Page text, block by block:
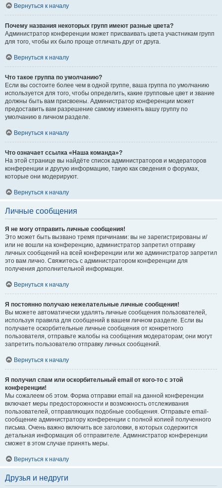
Вернуться к началу
Почему названия некоторых групп имеют разные цвета?
Администратор конференции может присваивать цвета участникам групп
для того, чтобы их было проще отличать друг от друга.
Вернуться к началу
Что такое группа по умолчанию?
Если вы состоите более чем в одной группе, ваша группа по умолчанию
используется для того, чтобы определить, какие групповые цвет и звание
должны быть вам присвоены. Администратор конференции может
предоставить вам разрешение самому изменять вашу группу по
умолчанию в личном разделе.
Вернуться к началу
Что означает ссылка «Наша команда»?
На этой странице вы найдёте список администраторов и модераторов
конференции и другую информацию, такую как сведения о форумах,
которые они модерируют.
Вернуться к началу
Личные сообщения
Я не могу отправить личные сообщения!
Это может быть вызвано тремя причинами: вы не зарегистрированы и/
или не вошли на конференцию, администратор запретил отправку
личных сообщений на всей конференции или же администратор запретил
это вам лично. Свяжитесь с администратором конференции для
получения дополнительной информации.
Вернуться к началу
Я постоянно получаю нежелательные личные сообщения!
Вы можете автоматически удалять личные сообщения пользователей,
используя правила для сообщений в вашем личном разделе. Если вы
получаете оскорбительные личные сообщения от конкретного
пользователя, отправьте жалобы на сообщения модераторам; они могут
запретить пользователю отправку личных сообщений.
Вернуться к началу
Я получил спам или оскорбительный email от кого-то с этой
конференции!
Мы сожалеем об этом. Форма отправки email на данной конференции
включает меры предосторожности и возможность отслеживания
пользователей, отправляющих подобные сообщения. Отправьте email-
сообщение администратору конференции с полной копией полученного
письма. Очень важно включить все заголовки, в которых содержится
детальная информация об отправителе. Администратор конференции
сможет в этом случае принять меры.
Вернуться к началу
Друзья и недруги